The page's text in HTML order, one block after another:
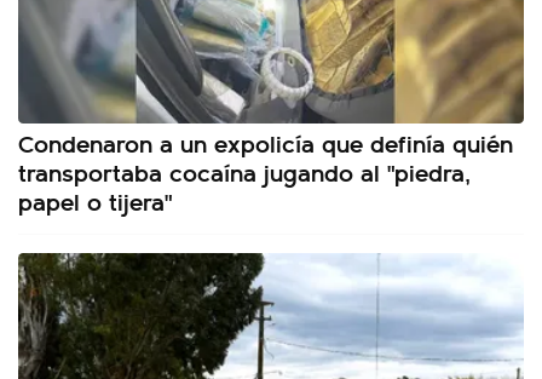
Condenaron a un expolicía que definía quién
transportaba cocaína jugando al "piedra,
papel o tijera"